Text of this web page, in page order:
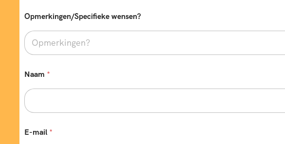
Opmerkingen/Specifieke wensen?
Naam *
E-mail *